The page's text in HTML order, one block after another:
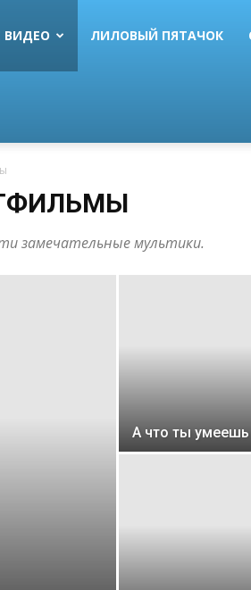
ВИДЕО ЛИЛОВЫЙ ПЯТАЧОК
замечательные мультики.
А что ты умеешь